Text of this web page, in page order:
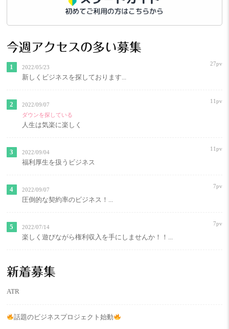
今週アクセスの多い募集
2022/05/23
27pv
新しくビジネスを探しております...
2022/09/07
11pv
ダウンを探している
人生は気楽に楽しく
2022/09/04
11pv
福利厚生を扱うビジネス
2022/09/07
7pv
圧倒的な契約率のビジネス！...
2022/07/14
7pv
楽しく遊びながら権利収入を手にしませんか！！...
新着募集
ATR
話題のビジネスプロジェクト始動